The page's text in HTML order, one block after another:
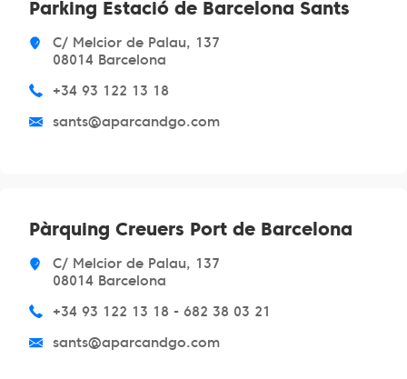
Parking Estació de Barcelona Sants
C/ Melcior de Palau, 137
08014 Barcelona
+34 93 122 13 18
sants@aparcandgo.com
Pàrquing Creuers Port de Barcelona
C/ Melcior de Palau, 137
08014 Barcelona
+34 93 122 13 18 - 682 38 03 21
sants@aparcandgo.com